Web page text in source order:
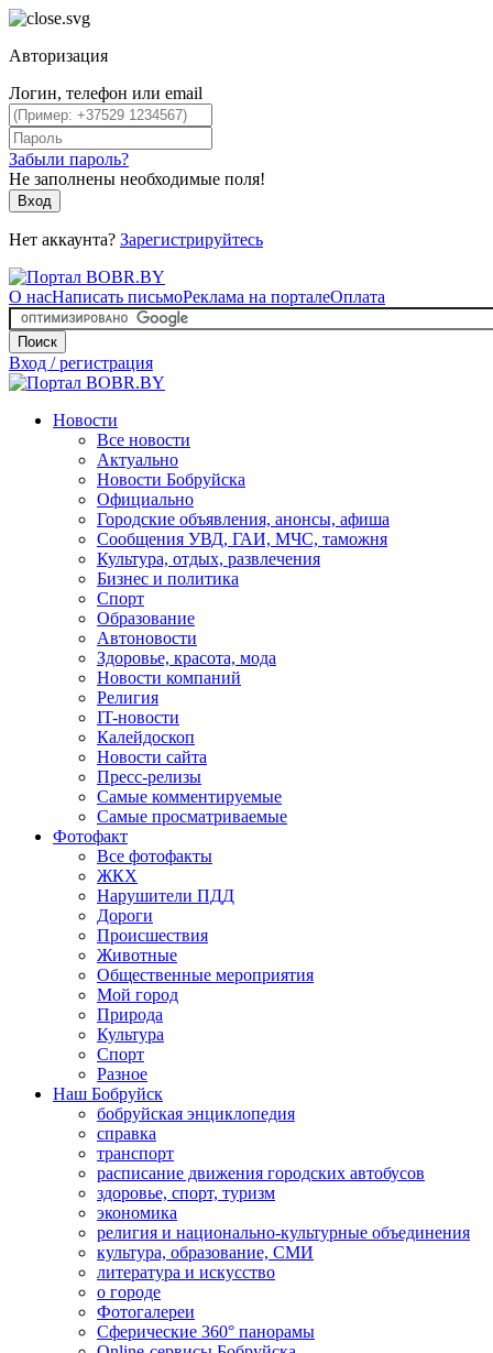
Авторизация
Логин, телефон или email
Забыли пароль?
Не заполнены необходимые поля!
Вход
Нет аккаунта? Зарегистрируйтесь
О насНаписать письмоРеклама на порталеОплата
Поиск
Вход / регистрация
Новости
Все новости
Актуально
Новости Бобруйска
Официально
Городские объявления, анонсы, афиша
Сообщения УВД, ГАИ, МЧС, таможня
Культура, отдых, развлечения
Бизнес и политика
Спорт
Образование
Автоновости
Здоровье, красота, мода
Новости компаний
Религия
IT-новости
Калейдоскоп
Новости сайта
Пресс-релизы
Самые комментируемые
Самые просматриваемые
Фотофакт
Все фотофакты
ЖКХ
Нарушители ПДД
Дороги
Происшествия
Животные
Общественные мероприятия
Мой город
Природа
Культура
Спорт
Разное
Наш Бобруйск
бобруйская энциклопедия
справка
транспорт
расписание движения городских автобусов
здоровье, спорт, туризм
экономика
религия и национально-культурные объединения
культура, образование, СМИ
литература и искусство
о городе
Фотогалереи
Сферические 360° панорамы